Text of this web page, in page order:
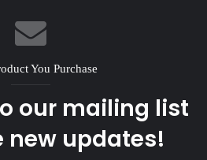
You Purchase
our mailing list
new updates!